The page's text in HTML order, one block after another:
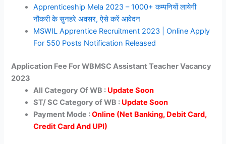
Apprenticeship Mela 2023 – 1000+ कम्पनियों लायेगी
नौकरी के सुनहरे अवसर, ऐसे करें आवेदन
MSWIL Apprentice Recruitment 2023 | Online Apply
For 550 Posts Notification Released
Application Fee For WBMSC Assistant Teacher Vacancy
2023
All Category Of WB : Update Soon
ST/ SC Category of WB : Update Soon
Payment Mode :Online (Net Banking, Debit Card,
Credit Card And UPI)